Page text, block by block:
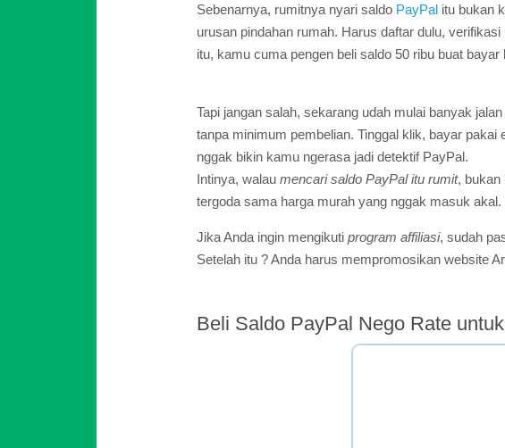
Sebenarnya, rumitnya nyari saldo PayPal itu bukan
urusan pindahan rumah. Harus daftar dulu,
itu, kamu cuma pengen beli saldo 50 ribu buat
Tapi jangan salah, sekarang udah mulai banyak
tanpa minimum pembelian. Tinggal klik, bayar
nggak bikin kamu ngerasa jadi detektif PayPal.
Intinya, walaumencari saldo PayPal itu rumit, bukan
tergoda sama harga murah yang nggak masuk
Jika Anda ingin mengikutiprogram affiliasi, sudah
Setelah itu ? Anda harus mempromosikan website
Beli Saldo PayPal Nego Rate